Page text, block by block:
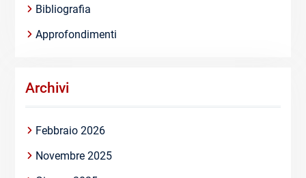
Bibliografia
Approfondimenti
Archivi
Febbraio 2026
Novembre 2025